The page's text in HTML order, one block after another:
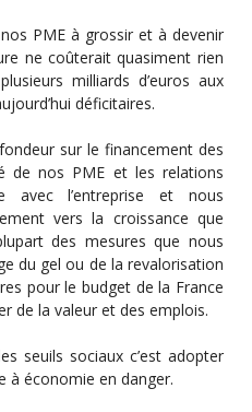
PME à grossir et à devenir
ne coûterait quasiment rien
milliards d’euros aux
déficitaires.
sur le financement des
de nos PME et les relations
avec l’entreprise et nous
vers la croissance que
des mesures que nous
du gel ou de la revalorisation
pour le budget de la France
de la valeur et des emplois.
seuils sociaux c’est adopter
à économie en danger.